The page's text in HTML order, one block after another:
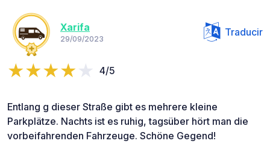
Xarifa
29/09/2023
Traducir
4/5
Entlang g dieser Straße gibt es mehrere kleine
Parkplätze. Nachts ist es ruhig, tagsüber hört man die
vorbeifahrenden Fahrzeuge. Schöne Gegend!